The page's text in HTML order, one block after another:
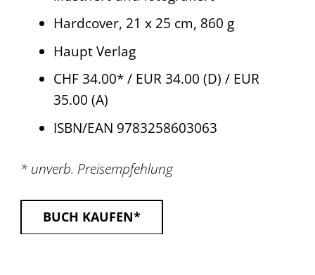
Hardcover, 21 x 25 cm, 860 g
Haupt Verlag
CHF 34.00* / EUR 34.00 (D) / EUR
35.00 (A)
ISBN/EAN 9783258603063
* unverb. Preisempfehlung
BUCH KAUFEN*